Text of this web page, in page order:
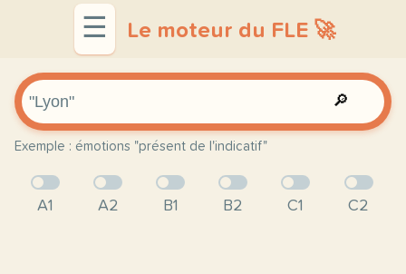
☰ Le moteur du FLE 🚀
🔎
Exemple : émotions "présent de l'indicatif"
A1 A2 B1 B2 C1 C2